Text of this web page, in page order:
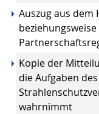
Auszug aus dem
beziehungsweise
Kopie der
die Aufgaben des
wahrnimmt